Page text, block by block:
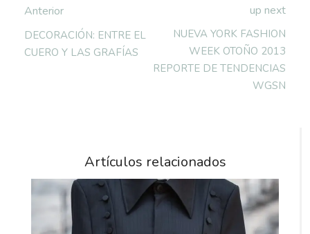
Anterior
DECORACIÓN: ENTRE EL
CUERO Y LAS GRAFÍAS
up next
NUEVA YORK FASHION
WEEK OTOÑO 2013
REPORTE DE TENDENCIAS
WGSN
Artículos relacionados